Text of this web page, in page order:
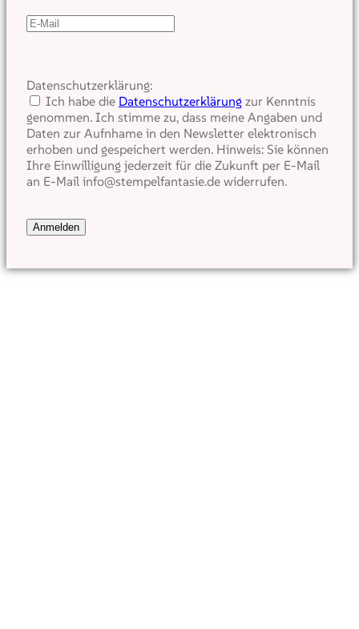
Datenschutzerklärung:
Ich habe die Datenschutzerklärung zur Kenntnis
genommen. Ich stimme zu, dass meine Angaben und
Daten zur Aufnhame in den Newsletter elektronisch
erhoben und gespeichert werden. Hinweis: Sie können
Ihre Einwilligung jederzeit für die Zukunft per E-Mail
an E-Mail info@stempelfantasie.de widerrufen.